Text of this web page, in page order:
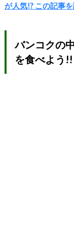
が人気!? この記事
バンコクの
を食べよう!!